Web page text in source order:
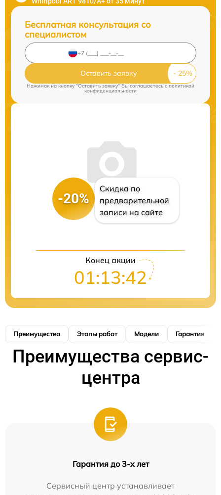
Бесплатная консультация со
специалистом
Оставить заявку
Нажимая на кнопку "Оставить заявку" Вы соглашаетесь c политикой
конфиденциальности
-20%
Скидка по
предварительной
записи на сайте
Конец акции
01:13:41
Преимущества Этапы работ Модели Гарантия
Преимущества сервис-
центра
Гарантия до 3-х лет
Сервисный центр устанавливает